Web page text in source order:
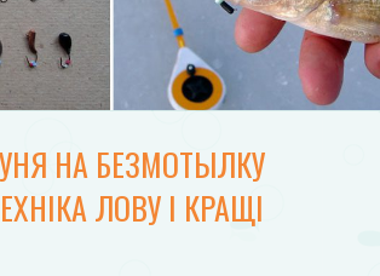
НА БЕЗМОТЫЛКУ
ЛОВУ І КРАЩІ